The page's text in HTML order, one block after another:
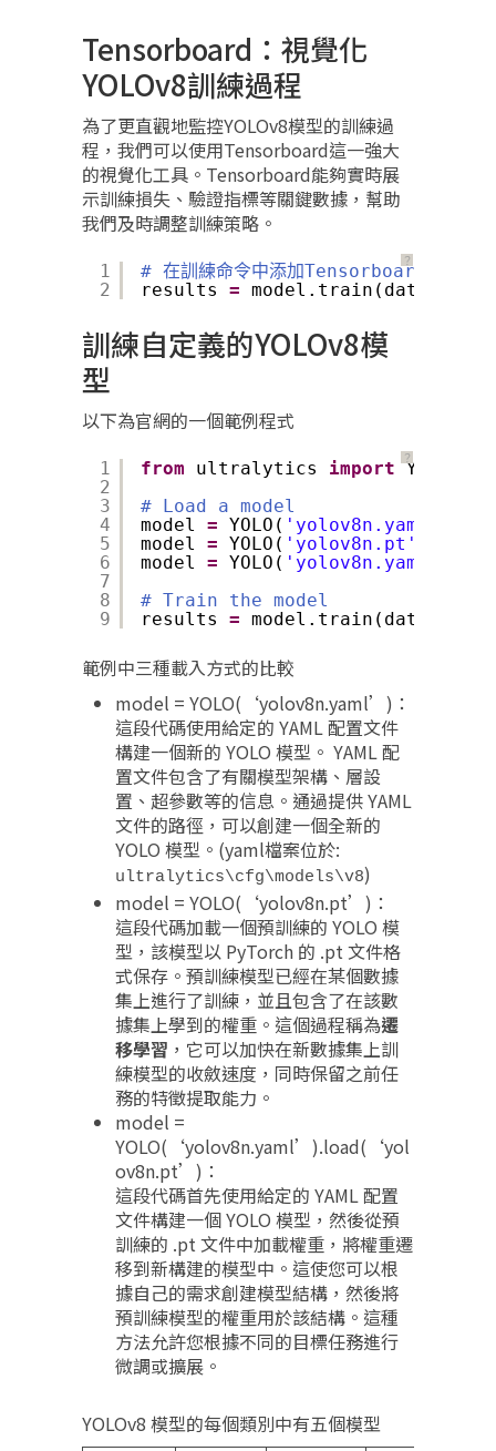
Tensorboard：視覺化
YOLOv8訓練過程
為了更直觀地監控YOLOv8模型的訓練過
程，我們可以使用Tensorboard這一強大
的視覺化工具。Tensorboard能夠實時展
示訓練損失、驗證指標等關鍵數據，幫助
我們及時調整訓練策略。
？
1
2
# 在訓練命令中添加Tensorboard支持
results = model.train(data
訓練自定義的YOLOv8模
型
以下為官網的一個範例程式
？
1
2
3
4
5
6
7
8
9
from ultralytics import YOLO
# Load a model
model = YOLO( 'yolov8n.yaml'
model = YOLO( 'yolov8n.pt'
model = YOLO( 'yolov8n.yaml'
# Train the model
results = model.train(data
範例中三種載入方式的比較
model = YOLO(‘yolov8n.yaml’)：
這段代碼使用給定的 YAML 配置文件
構建一個新的 YOLO 模型。 YAML 配
置文件包含了有關模型架構、層設
置、超參數等的信息。通過提供 YAML
文件的路徑，可以創建一個全新的
YOLO 模型。(yaml檔案位於:
ultralytics\cfg\models\v8)
model = YOLO(‘yolov8n.pt’)：
這段代碼加載一個預訓練的 YOLO 模
型，該模型以 PyTorch 的 .pt 文件格
式保存。預訓練模型已經在某個數據
集上進行了訓練，並且包含了在該數
據集上學到的權重。這個過程稱為遷
移學習 ，它可以加快在新數據集上訓
練模型的收斂速度，同時保留之前任
務的特徵提取能力。
model =
YOLO(‘yolov8n.yaml’).load(‘yol
ov8n.pt’)：
這段代碼首先使用給定的 YAML 配置
文件構建一個 YOLO 模型，然後從預
訓練的 .pt 文件中加載權重，將權重遷
移到新構建的模型中。這使您可以根
據自己的需求創建模型結構，然後將
預訓練模型的權重用於該結構。這種
方法允許您根據不同的目標任務進行
微調或擴展。
YOLOv8 模型的每個類別中有五個模型